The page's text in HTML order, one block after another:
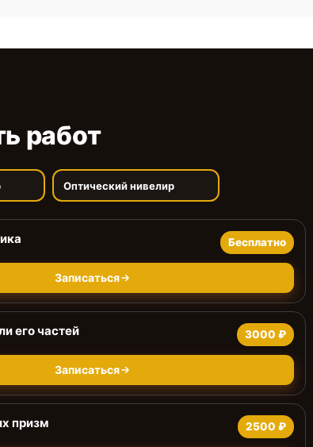
работ
Оптический нивелир
Бесплатно
Записаться
его частей 3000 ₽
Записаться
призм 2500 ₽